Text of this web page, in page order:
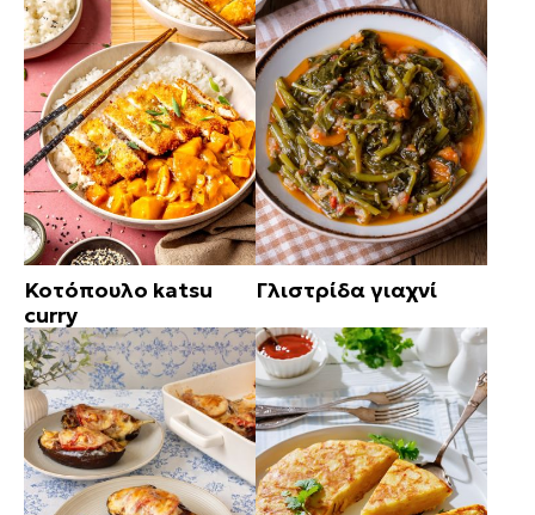
Κοτόπουλο katsu
curry
Γλιστρίδα γιαχνί